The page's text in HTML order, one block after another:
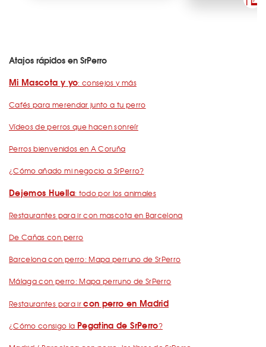
Atajos rápidos en SrPerro
Mi Mascota y yo: consejos y más
Cafés para merendar junto a tu perro
Vídeos de perros que hacen sonreír
Perros bienvenidos en A Coruña
¿Cómo añado mi negocio a SrPerro?
Dejemos Huella: todo por los animales
Restaurantes para ir con mascota en Barcelona
De Cañas con perro
Barcelona con perro: Mapa perruno de SrPerro
Málaga con perro: Mapa perruno de SrPerro
Restaurantes para ircon perro en Madrid
¿Cómo consigo la Pegatina de SrPerro?